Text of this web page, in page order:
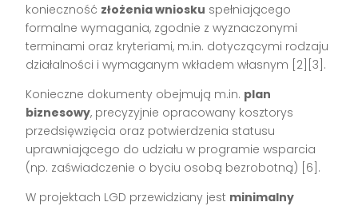
konieczność złożenia wniosku spełniającego
formalne wymagania, zgodnie z wyznaczonymi
terminami oraz kryteriami, m.in. dotyczącymi rodzaju
działalności i wymaganym wkładem własnym [2][3] .
Konieczne dokumenty obejmują m.in. plan
biznesowy, precyzyjnie opracowany kosztorys
przedsięwzięcia oraz potwierdzenia statusu
uprawniającego do udziału w programie wsparcia
(np. zaświadczenie o byciu osobą bezrobotną) [6] .
W projektach LGD przewidziany jest minimalny